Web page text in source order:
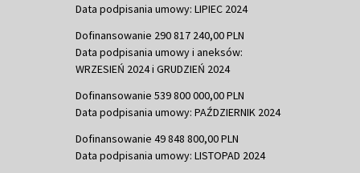
Data podpisania umowy: LIPIEC 2024
Dofinansowanie 290 817 240,00 PLN
Data podpisania umowy i aneksów:
WRZESIEŃ 2024 i GRUDZIEŃ 2024
Dofinansowanie 539 800 000,00 PLN
Data podpisania umowy: PAŹDZIERNIK 2024
Dofinansowanie 49 848 800,00 PLN
Data podpisania umowy: LISTOPAD 2024